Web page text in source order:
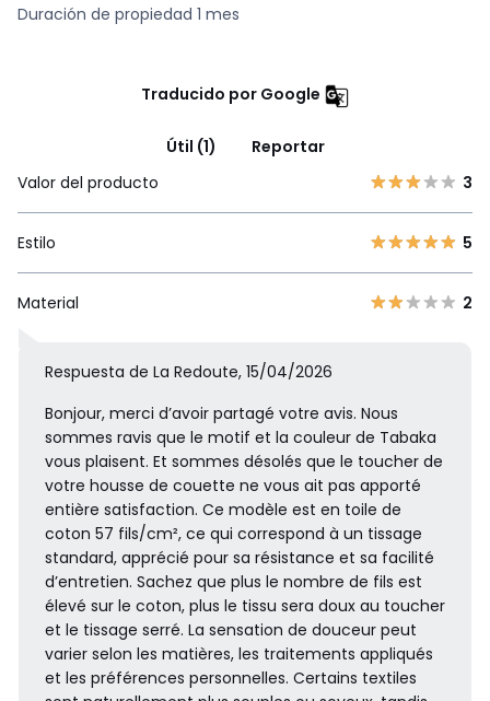
Duración de propiedad 1 mes
Traducido por Google
Útil (1)
Reportar
Valor del producto
3
Estilo 5
Material 2
Respuesta de La Redoute, 15/04/2026
Bonjour, merci d’avoir partagé votre avis. Nous
sommes ravis que le motif et la couleur de Tabaka
vous plaisent. Et sommes désolés que le toucher de
votre housse de couette ne vous ait pas apporté
entière satisfaction. Ce modèle est en toile de
coton 57 fils/cm², ce qui correspond à un tissage
standard, apprécié pour sa résistance et sa facilité
d’entretien. Sachez que plus le nombre de fils est
élevé sur le coton, plus le tissu sera doux au toucher
et le tissage serré. La sensation de douceur peut
varier selon les matières, les traitements appliqués
et les préférences personnelles. Certains textiles